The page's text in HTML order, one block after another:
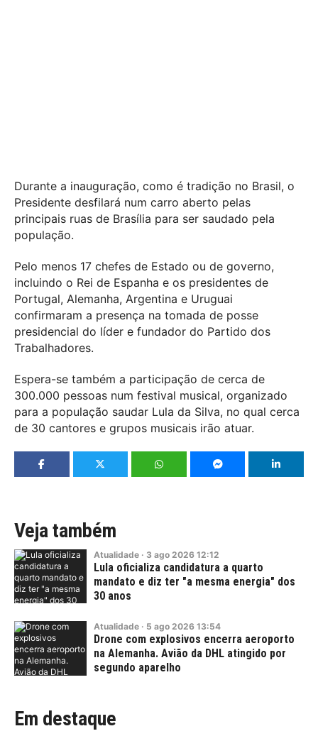
Durante a inauguração, como é tradição no Brasil, o
Presidente desfilará num carro aberto pelas
principais ruas de Brasília para ser saudado pela
população.
Pelo menos 17 chefes de Estado ou de governo,
incluindo o Rei de Espanha e os presidentes de
Portugal, Alemanha, Argentina e Uruguai
confirmaram a presença na tomada de posse
presidencial do líder e fundador do Partido dos
Trabalhadores.
Espera-se também a participação de cerca de
300.000 pessoas num festival musical, organizado
para a população saudar Lula da Silva, no qual cerca
de 30 cantores e grupos musicais irão atuar.
Veja também
Atualidade · 3 ago 2026 12:12
Lula oficializa candidatura a quarto
mandato e diz ter "a mesma energia" dos
30 anos
Atualidade · 5 ago 2026 13:54
Drone com explosivos encerra aeroporto
na Alemanha. Avião da DHL atingido por
segundo aparelho
Em destaque